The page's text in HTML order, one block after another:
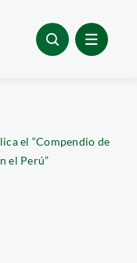
el “Compendio de
el Perú”